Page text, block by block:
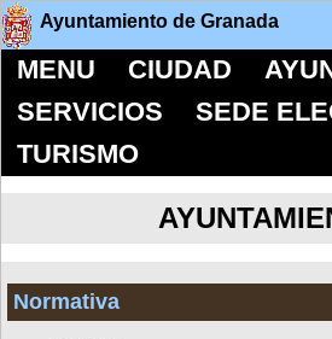
Ayuntamiento de Granada
MENU CIUDAD
SERVICIOS
SEDE
TURISMO
Normativa